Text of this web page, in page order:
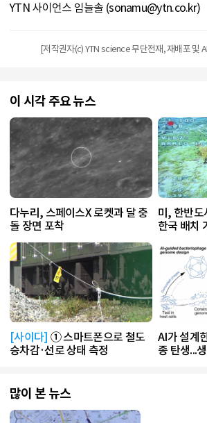
YTN 사이언스 임늘솔 (sonamu@ytn.co.kr)
[저작권자(c) YTN science 무단전재, 재배포 및
이 시각 주요 뉴스
다누리, 스페이스X 로켓과 달 충
돌 장면 포착
미, 한반도
한국 배치
[사이다] ① 스마트폰으로 철도
승차감·선로 상태 측정
AI가 설계
종 탄생...
많이 본 뉴스